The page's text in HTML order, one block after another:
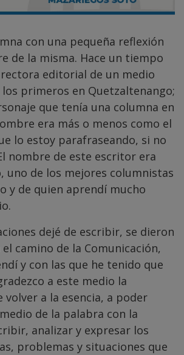
con una pequeña reflexión
de la misma. Hace un tiempo
editorial de un medio
primeros en Quetzaltenango;
que tenía una columna en
era más o menos como el
lo estoy parafraseando, si no
nombre de este escritor era
uno de los mejores columnistas
y de quien aprendí mucho
dejé de escribir, se dieron
camino de la Comunicación,
y con las que he tenido que
a este medio la
a la esencia, a poder
de la palabra con la
analizar y expresar los
problemas y situaciones que